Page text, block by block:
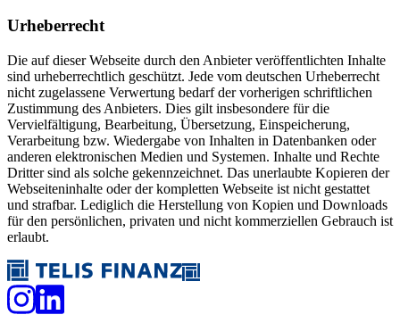
Urheberrecht
Die auf dieser Webseite durch den Anbieter veröffentlichten Inhalte
sind urheberrechtlich geschützt. Jede vom deutschen Urheberrecht
nicht zugelassene Verwertung bedarf der vorherigen schriftlichen
Zustimmung des Anbieters. Dies gilt insbesondere für die
Vervielfältigung, Bearbeitung, Übersetzung, Einspeicherung,
Verarbeitung bzw. Wiedergabe von Inhalten in Datenbanken oder
anderen elektronischen Medien und Systemen. Inhalte und Rechte
Dritter sind als solche gekennzeichnet. Das unerlaubte Kopieren der
Webseiteninhalte oder der kompletten Webseite ist nicht gestattet
und strafbar. Lediglich die Herstellung von Kopien und Downloads
für den persönlichen, privaten und nicht kommerziellen Gebrauch ist
erlaubt.